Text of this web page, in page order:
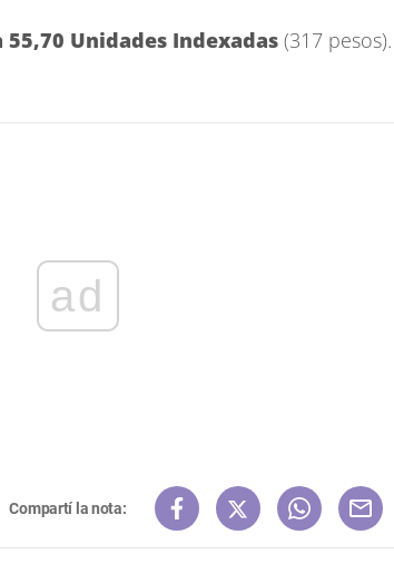
Unidades Indexadas (317 pesos).
ad
Compartí la nota: